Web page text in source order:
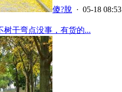
傻?脫 · 05-18 08:53
树干弯点没事，有货的...